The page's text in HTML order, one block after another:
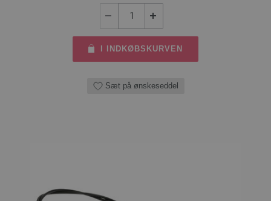
I INDKØBSKURVEN
Sæt på ønskeseddel